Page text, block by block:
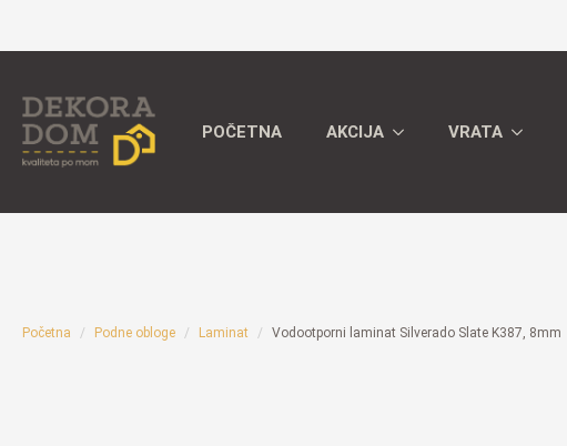
POČETNA AKCIJA VRATA
Početna Podne obloge Laminat Vodootporni laminat Silverado Slate K387, 8mm